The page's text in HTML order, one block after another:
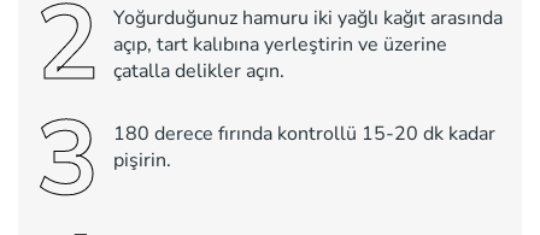
2
Yoğurduğunuz hamuru iki yağlı kağıt arasında
açıp, tart kalıbına yerleştirin ve üzerine
çatalla delikler açın.
3
180 derece fırında kontrollü 15-20 dk kadar
pişirin.